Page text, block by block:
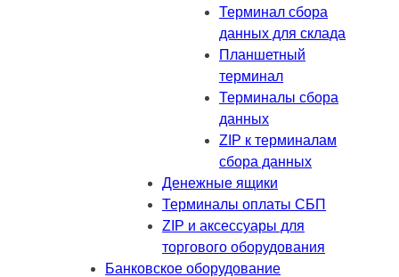
Терминал сбора
данных для склада
Планшетный
терминал
Терминалы сбора
данных
ZIP к терминалам
сбора данных
Денежные ящики
Терминалы оплаты СБП
ZIP и аксессуары для
торгового оборудования
Банковское оборудование